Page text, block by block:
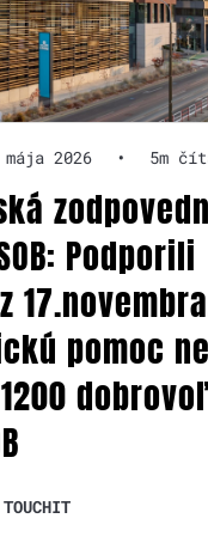
2026 • 5m
Podporili
pomoc